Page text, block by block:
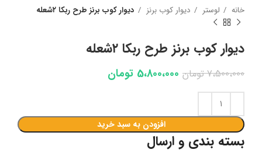
خانه لوستر دیوار کوب برنز دیوار کوب برنز طرح ربکا ۲شعله
دیوار کوب برنز طرح ربکا ۲شعله
7،500،000تومان 5،800،000 تومان
افزودن به سبد خرید
بسته بندی و ارسال